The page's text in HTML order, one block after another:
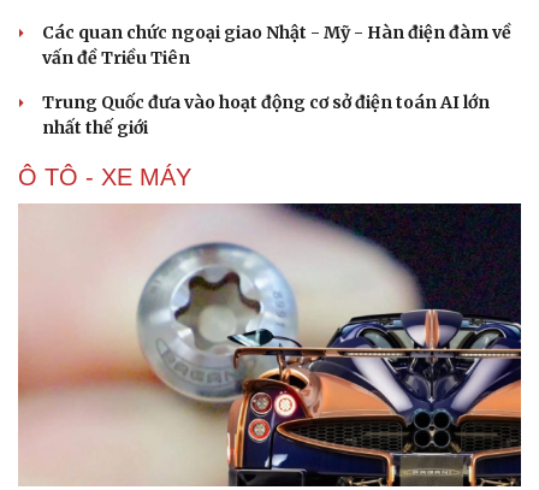
Các quan chức ngoại giao Nhật - Mỹ - Hàn điện đàm về
vấn đề Triều Tiên
Trung Quốc đưa vào hoạt động cơ sở điện toán AI lớn
nhất thế giới
Ô TÔ - XE MÁY